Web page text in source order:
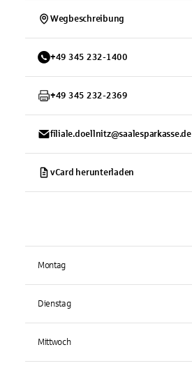
Wegbeschreibung
+49 345 232-1400
+49 345 232-2369
filiale.doellnitz@saalesparkasse.de
vCard herunterladen
Montag
Dienstag
Mittwoch